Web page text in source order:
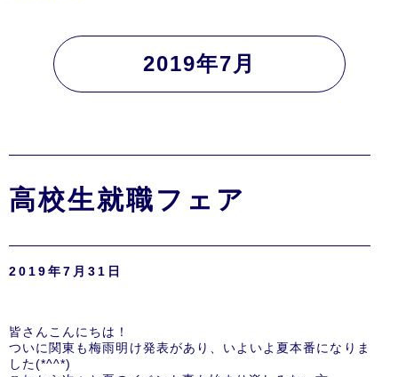
2019年7月
高校生就職フェア
2019年7月31日
皆さんこんにちは！
ついに関東も梅雨明け発表があり、いよいよ夏本番になりま
した(*^^*)